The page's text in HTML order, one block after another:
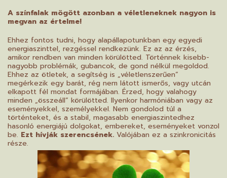
A színfalak mögött azonban a véletleneknek nagyon is
megvan az értelme!
Ehhez fontos tudni, hogy alapállapotunkban egy egyedi
energiaszinttel, rezgéssel rendkezünk. Ez az az érzés,
amikor rendben van minden körülötted. Történnek kisebb-
nagyobb problémák, gubancok, de gond nélkül megoldod.
Ehhez az ötletek, a segítség is „véletlenszerűen”
megérkezik egy barát, rég nem látott ismerős, vagy utcán
elkapott fél mondat formájában. Érzed, hogy valahogy
minden „összeáll” körülötted. Ilyenkor harmóniában vagy az
eseményekkel, személyekkel. Nem gondolod túl a
történteket, és a stabil, magasabb energiaszintedhez
hasonló energiájú dolgokat, embereket, eseményeket vonzol
be. Ezt hívják szerencsének. Valójában ez a szinkronicitás
része.